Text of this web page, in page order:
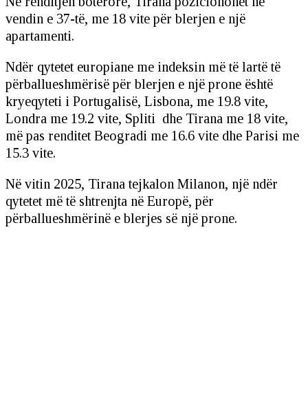
vendin e 37-të, me 18 vite për blerjen e një
apartamenti.
Ndër qytetet europiane me indeksin më të lartë të
përballueshmërisë për blerjen e një prone është
kryeqyteti i Portugalisë, Lisbona, me 19.8 vite,
Londra me 19.2 vite, Spliti dhe Tirana me 18 vite,
më pas renditet Beogradi me 16.6 vite dhe Parisi me
15.3 vite.
Në vitin 2025, Tirana tejkalon Milanon, një ndër
qytetet më të shtrenjta në Europë, për
përballueshmërinë e blerjes së një prone.